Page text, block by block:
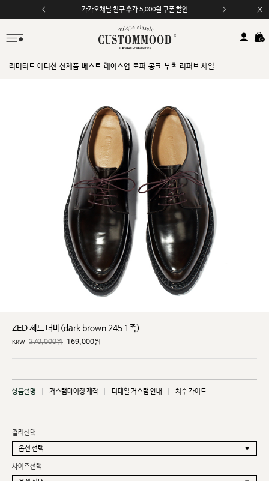
카카오채널 친구 추가 5,000원 쿠폰 할인
모바일 앱 자동 2,000원 할인
리미티드 에디션 신제품 베스트 레이스업 로퍼 몽크 부츠 리퍼브 세일
ZED 제드 더비(dark brown 245 1족)
KRW 270,000원 169,000원
상품설명 커스텀마이징 제작 디테일 커스텀 안내 치수 가이드
컬러선택
사이즈선택